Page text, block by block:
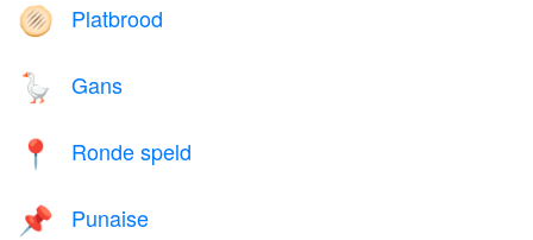
🫓 Platbrood
🪿 Gans
📍 Ronde speld
📌 Punaise